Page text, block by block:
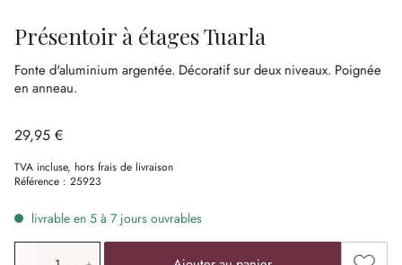
Présentoir à étages Tuarla
Fonte d'aluminium argentée. Décoratif sur deux niveaux. Poignée
en anneau.
29,95 €
TVA incluse, hors frais de livraison
Référence : 25923
livrable en 5 à 7 jours ouvrables
Quantité de produit: saisissez la valeur souhaitée ou